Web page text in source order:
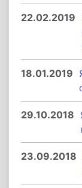
22.02.2019
18.01.2019
29.10.2018
23.09.2018